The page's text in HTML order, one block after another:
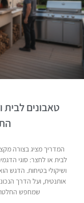
טאבונים
המדריך מציג בצורה
לבית או לחצר: סוגי
ושיקולי בטיחות. הדגש
אותנטית, ועל הדרך
שמחפש החלטת